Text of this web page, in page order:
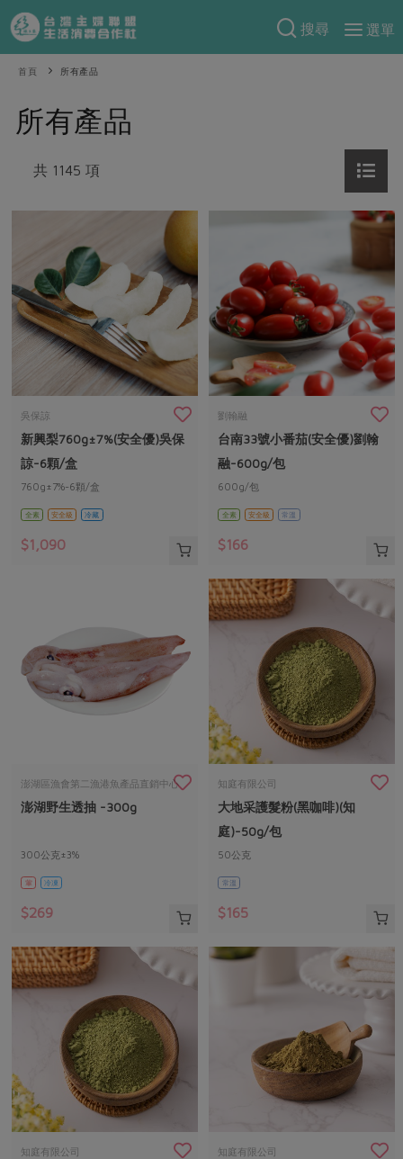
搜尋
選單
產品分類
一籃菜
芽苗類
奶蛋豆・五穀
蛋 乳製品
豆製品 米麵雜糧
肉品・水產
水畜加工品
調理食材・點心
調味醬料/南北貨 烘焙
居家好物
美妝保養
織品
圖書禮品
素食專區
樂齡友善
食譜料理
海鮮
常備菜
蔬食
料理方式
烘焙．點心
醬料
湯品．鍋物
主題食譜
高麗菜海鮮煎餅
防災用品預購圓滿結束
2026年端午節預購圓滿結束
更多預購活動
合作25-經典快閃最後一週
合作25-精選產品第四彈
合作25-精選產品第三彈
更多當季產品
30%rPET紅烏龍茶
2024農業發展計畫年度報告
把最好的台灣味帶回家！
觀點文章
主婦食堂 一籃菜真心話
社內大小事 合作聯合國
產品故事 生活提案
親子食育
廚房瑜伽
關注議題
減硝酸鹽
減塑減廢
食農教育
更多議題
生活者e週報
關於合作社
認識合作社
關於我們
合作社組織
員工與求才
產品檢驗
自主把關
檢驗報告
硝酸鹽檢驗
合作社法規
社務專區
媒體報導
地區活動
活動報下載
重要公告
首頁 所有產品
所有產品
共 1145 項
吳保諒
新興梨760g±7%(安全優)吳保
諒-6顆/盒
760g±7%-6顆/盒
全素 安全級 冷藏
$1,090
劉翰融
台南33號小番茄(安全優)劉翰
融-600g/包
600g/包
全素 安全級 常溫
$166
澎湖區漁會第二漁港魚產品直銷中心
澎湖野生透抽 -300g
300公克±3%
葷 冷凍
$269
知庭有限公司
大地采護髮粉(黑咖啡)(知
庭)-50g/包
50公克
常溫
$165
知庭有限公司 知庭有限公司